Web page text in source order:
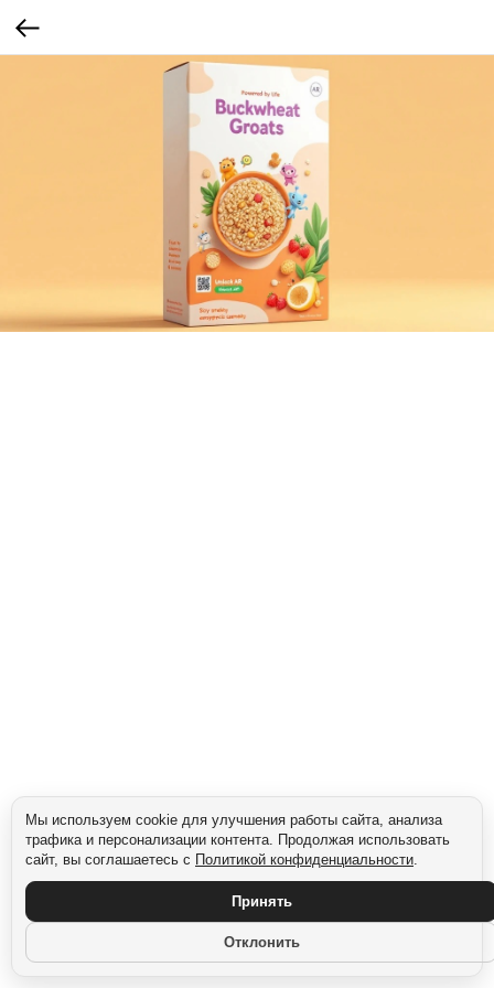
Мы используем cookie для улучшения работы сайта, анализа
трафика и персонализации контента. Продолжая использовать
сайт, вы соглашаетесь с
Политикой конфиденциальности.
Принять
Отклонить